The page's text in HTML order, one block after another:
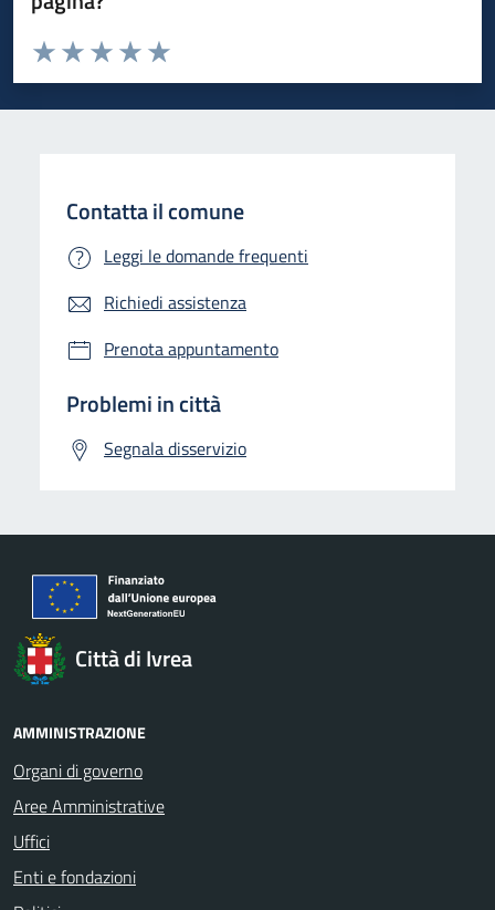
Valuta da 1 a 5 stelle la pagina
Valuta 5 stelle su 5
Valuta 4 stelle su 5
Valuta 3 stelle su 5
Valuta 2 stelle su 5
Valuta 1 stelle su 5
Contatta il comune
Leggi le domande frequenti
Richiedi assistenza
Prenota appuntamento
Problemi in città
Segnala disservizio
Città di Ivrea
AMMINISTRAZIONE
Organi di governo
Aree Amministrative
Uffici
Enti e fondazioni